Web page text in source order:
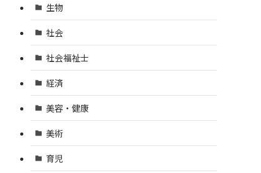
生物
社会
社会福祉士
経済
美容・健康
美術
育児